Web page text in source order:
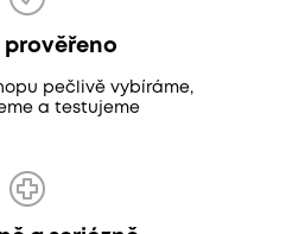
prověřeno
pečlivě vybíráme,
a testujeme